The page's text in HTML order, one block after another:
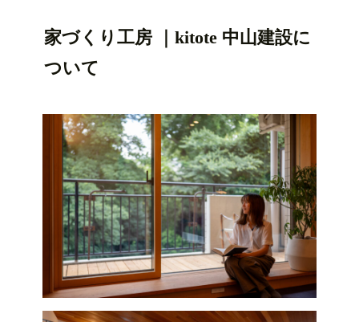
家づくり工房 ｜kitote 中山建設に
ついて